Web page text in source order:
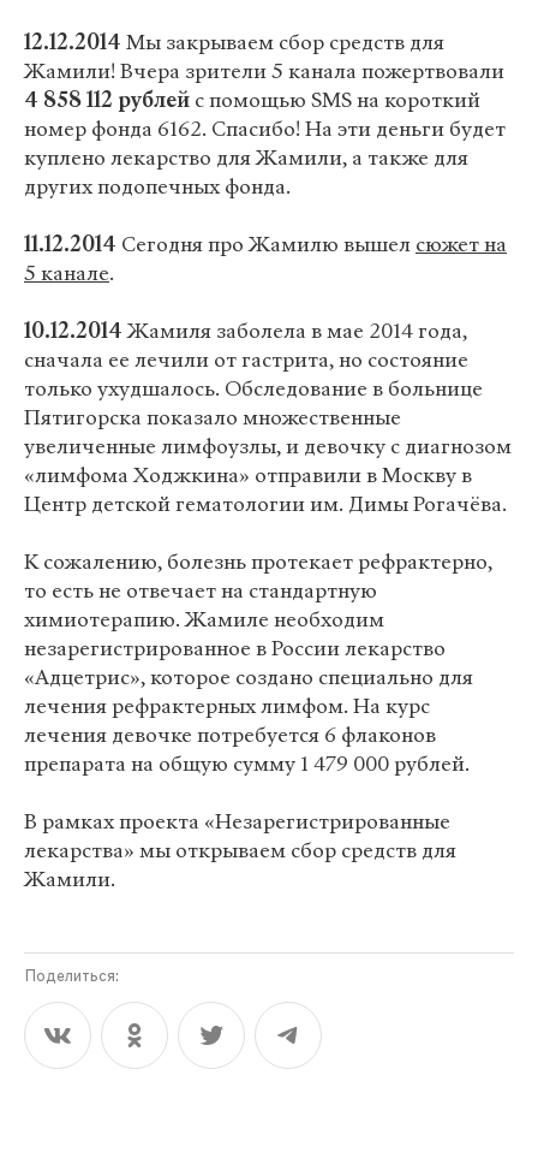
12.12.2014 Мы закрываем сбор средств для
Жамили! Вчера зрители 5 канала пожертвовали
4 858 112 рублей с помощью SMS на короткий
номер фонда 6162. Спасибо! На эти деньги будет
куплено лекарство для Жамили, а также для
других подопечных фонда.
11.12.2014 Сегодня про Жамилю вышел сюжет на
5 канале.
10.12.2014Жамиля заболела в мае 2014 года,
сначала ее лечили от гастрита, но состояние
только ухудшалось. Обследование в больнице
Пятигорска показало множественные
увеличенные лимфоузлы, и девочку с диагнозом
«лимфома Ходжкина» отправили в Москву в
Центр детской гематологии им. Димы Рогачёва.
К сожалению, болезнь протекает рефрактерно,
то есть не отвечает на стандартную
химиотерапию. Жамиле необходим
незарегистрированное в России лекарство
«Адцетрис», которое создано специально для
лечения рефрактерных лимфом. На курс
лечения девочке потребуется 6 флаконов
препарата на общую сумму 1 479 000 рублей.
В рамках проекта «Незарегистрированные
лекарства» мы открываем сбор средств для
Жамили.
Поделиться: